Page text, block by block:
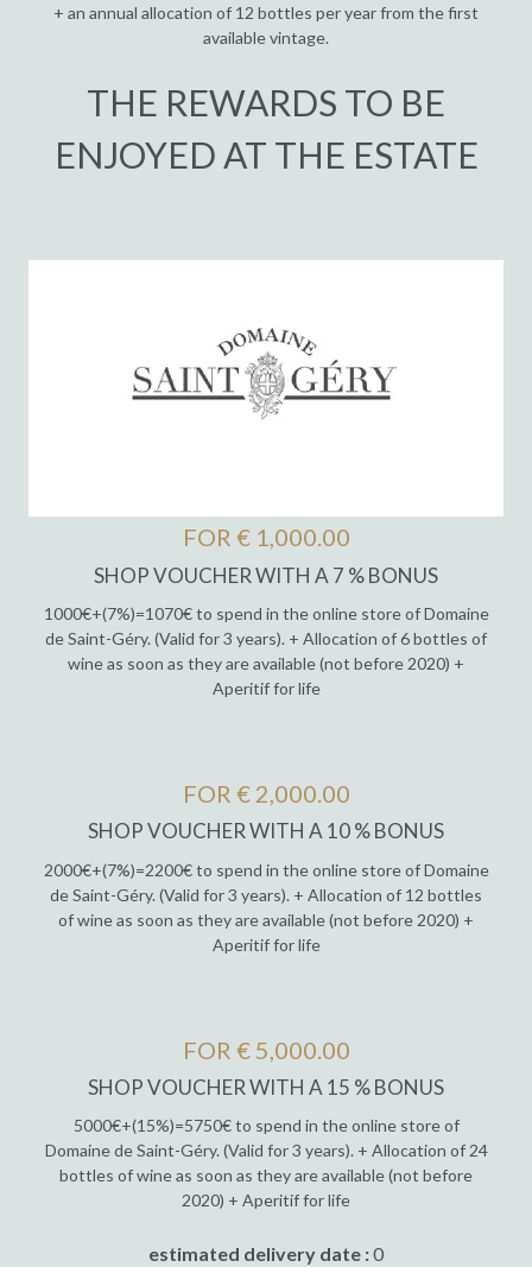
+ an annual allocation of 12 bottles per year from the first
available vintage.
THE REWARDS TO BE
ENJOYED AT THE ESTATE
FOR € 1,000.00
SHOP VOUCHER WITH A 7 % BONUS
1000€+(7%)=1070€ to spend in the online store of Domaine
de Saint-Géry. (Valid for 3 years). + Allocation of 6 bottles of
wine as soon as they are available (not before 2020) +
Aperitif for life
FOR € 2,000.00
SHOP VOUCHER WITH A 10 % BONUS
2000€+(7%)=2200€ to spend in the online store of Domaine
de Saint-Géry. (Valid for 3 years). + Allocation of 12 bottles
of wine as soon as they are available (not before 2020) +
Aperitif for life
FOR € 5,000.00
SHOP VOUCHER WITH A 15 % BONUS
5000€+(15%)=5750€ to spend in the online store of
Domaine de Saint-Géry. (Valid for 3 years). + Allocation of 24
bottles of wine as soon as they are available (not before
2020) + Aperitif for life
estimated delivery date :0